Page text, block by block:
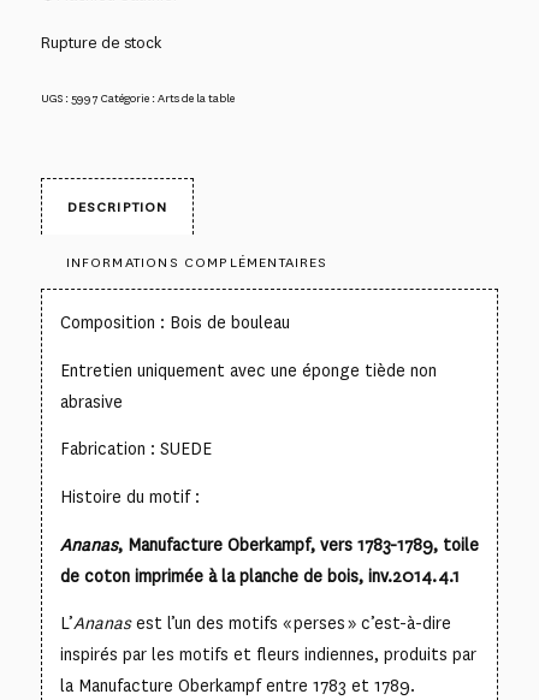
Rupture de stock
UGS : 5997 Catégorie :Arts de la table
DESCRIPTION
INFORMATIONS COMPLÉMENTAIRES
Composition : Bois de bouleau
Entretien uniquement avec une éponge tiède non
abrasive
Fabrication : SUEDE
Histoire du motif :
Ananas, Manufacture Oberkampf, vers 1783-1789, toile
de coton imprimée à la planche de bois, inv.2014.4.1
L’Ananasest l’un des motifs « perses » c’est-à-dire
inspirés par les motifs et fleurs indiennes, produits par
la Manufacture Oberkampf entre 1783 et 1789.